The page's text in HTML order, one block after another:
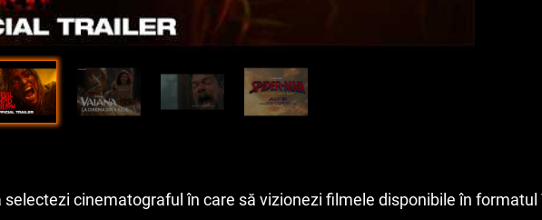
selectezi cinematograful în care să vizionezi filmele disponibile în formatul